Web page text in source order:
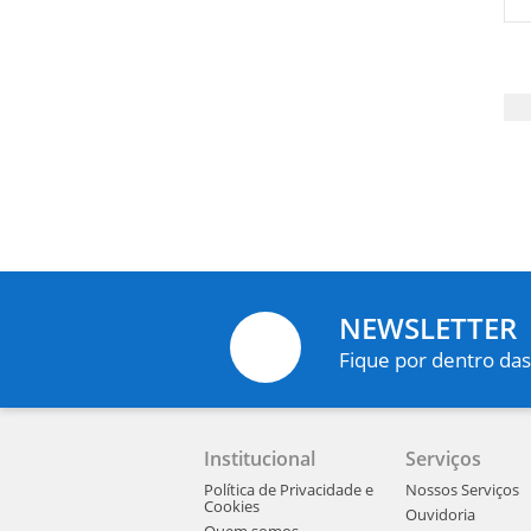
NEWSLETTER
Fique por dentro
Institucional
Política de Privacidade e
Cookies
Serviços
Nossos Serviços
Ouvidoria